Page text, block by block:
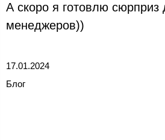
А скоро я готовлю сюрприз
менеджеров))
17.01.2024
Блог